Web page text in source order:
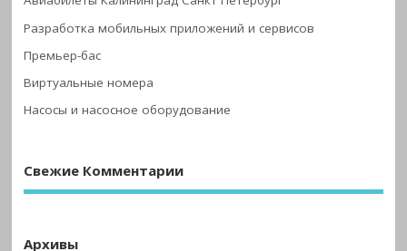
Разработка мобильных приложений и сервисов
Премьер-бас
Виртуальные номера
Насосы и насосное оборудование
Свежие Комментарии
Архивы